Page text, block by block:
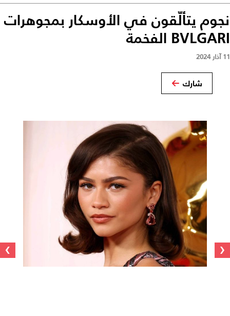
نجوم يتألّقون في الأوسكار بمجوهرات
BVLGARI الفخمة
11 آذار 2024
شارك
‹
›